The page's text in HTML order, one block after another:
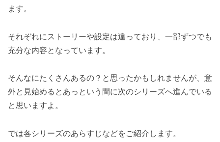
ます。
それぞれにストーリーや設定は違っており、一部ずつでも
充分な内容となっています。
そんなにたくさんあるの？と思ったかもしれませんが、意
外と見始めるとあっという間に次のシリーズへ進んでいる
と思いますよ。
では各シリーズのあらすじなどをご紹介します。